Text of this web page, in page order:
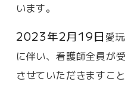
います。
2023年2月19日 愛
に伴い、看護師全員が
させていただきますこ